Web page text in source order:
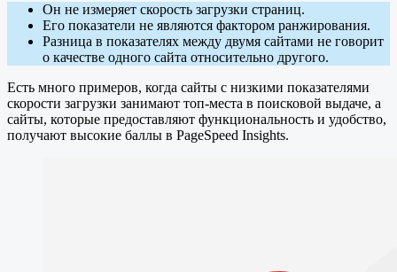
Он не измеряет скорость загрузки страниц.
Его показатели не являются фактором ранжирования.
Разница в показателях между двумя сайтами не говорит
о качестве одного сайта относительно другого.
Есть много примеров, когда сайты с низкими показателями
скорости загрузки занимают топ-места в поисковой выдаче, а
сайты, которые предоставляют функциональность и удобство,
получают высокие баллы в PageSpeed Insights.